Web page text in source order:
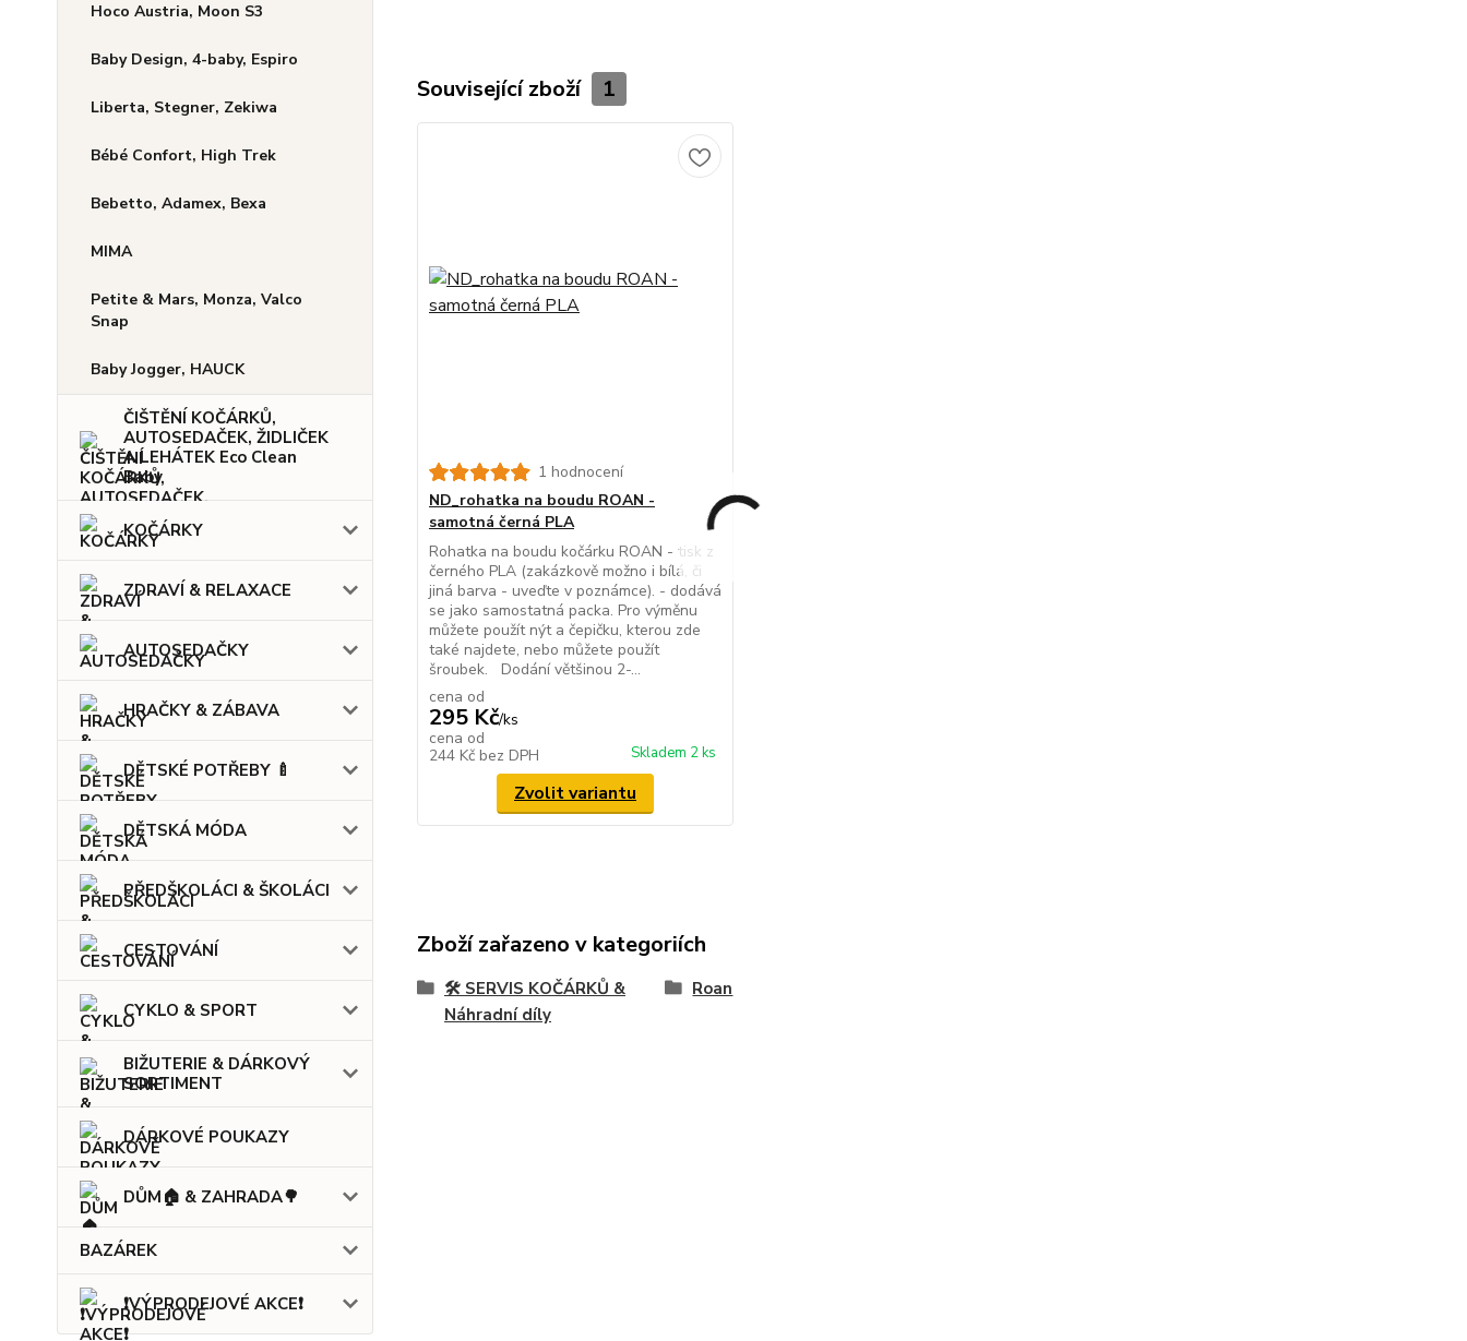
Hoco Austria, Moon S3
Baby Design, 4-baby, Espiro
Liberta, Stegner, Zekiwa
Bébé Confort, High Trek
Bebetto, Adamex, Bexa
MIMA
Petite & Mars, Monza, Valco
Snap
Baby Jogger, HAUCK
ČIŠTĚNÍ KOČÁRKŮ,
AUTOSEDAČEK, ŽIDLIČEK
A LEHÁTEK Eco Clean
Baby
KOČÁRKY
ZDRAVÍ & RELAXACE
AUTOSEDAČKY
HRAČKY & ZÁBAVA
DĚTSKÉ POTŘEBY 🍼
DĚTSKÁ MÓDA
PŘEDŠKOLÁCI & ŠKOLÁCI
CESTOVÁNÍ
CYKLO & SPORT
BIŽUTERIE & DÁRKOVÝ
SORTIMENT
DÁRKOVÉ POUKAZY
DŮM🏠 & ZAHRADA🌳
BAZÁREK
❗VÝPRODEJOVÉ AKCE❗
Související zboží 1
1 hodnocení
ND_rohatka na boudu ROAN -
samotná černá PLA
Rohatka na boudu kočárku ROAN - tisk z
černého PLA (zakázkově možno i bílá, či
jiná barva - uveďte v poznámce). - dodává
se jako samostatná packa. Pro výměnu
můžete použít nýt a čepičku, kterou zde
také najdete, nebo můžete použít
šroubek. Dodání většinou 2-...
cena od
295 Kč/ks
cena od
244 Kč bez DPH Skladem 2 ks
Zvolit variantu
Zboží zařazeno v kategoriích
🛠️ SERVIS KOČÁRKŮ &
Náhradní díly
Roan